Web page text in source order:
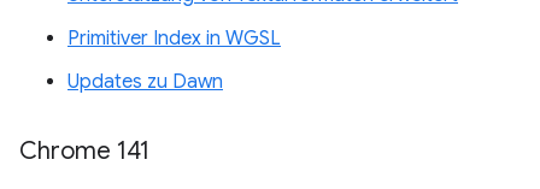
Primitiver Index in WGSL
Updates zu Dawn
Chrome 141